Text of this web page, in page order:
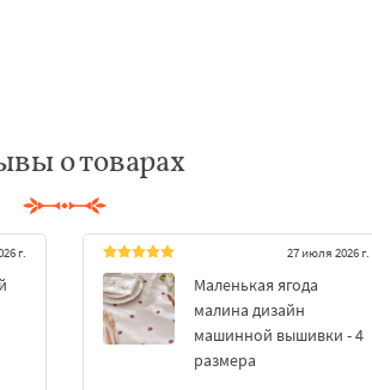
о товарах
г. 27 июля 2026 г.
Маленькая ягода
малина дизайн
машинной вышивки - 4
размера